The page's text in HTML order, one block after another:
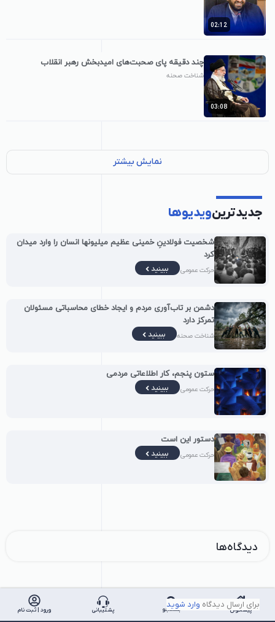
02:12
03:08
چند دقیقه پای صحبت‌های امیدبخش رهبر انقلاب
شناخت صحنه
نمایش بیشتر
جدیدترینویدیوها
شخصیت فولادینِ خمینی عظیم میلیونها انسان را وارد میدان
کرد
حرکت عمومی ببینید
دشمن بر تاب‌آوری مردم و ایجاد خطای محاسباتی مسئولان
تمرکز دارد
شناخت صحنه ببینید
ستون پنجم، کار اطلاعاتی مردمی
حرکت عمومی ببینید
دستور این است
حرکت عمومی ببینید
دیدگاه‌ها
برای ارسال دیدگاه وارد شوید
پیشخوان جستجو پشتیبانی ورود | ثبت نام